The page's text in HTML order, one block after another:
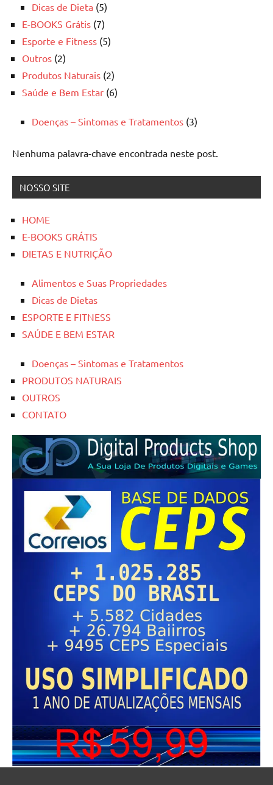
Dicas de Dieta (5)
E-BOOKS Grátis (7)
Esporte e Fitness (5)
Outros (2)
Produtos Naturais (2)
Saúde e Bem Estar (6)
Doenças – Sintomas e Tratamentos (3)
Nenhuma palavra-chave encontrada neste post.
NOSSO SITE
HOME
E-BOOKS GRÁTIS
DIETAS E NUTRIÇÃO
Alimentos e Suas Propriedades
Dicas de Dietas
ESPORTE E FITNESS
SAÚDE E BEM ESTAR
Doenças – Sintomas e Tratamentos
PRODUTOS NATURAIS
OUTROS
CONTATO